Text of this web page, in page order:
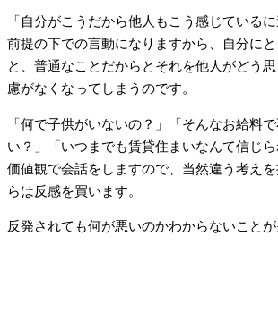
「自分がこうだから他人もこう感じている
前提の下での言動になりますから、自分に
と、普通なことだからとそれを他人がどう
慮がなくなってしまうのです。
「何で子供がいないの？」「そんなお給料
い？」「いつまでも賃貸住まいなんて信じ
価値観で会話をしますので、当然違う考え
らは反感を買います。
反発されても何が悪いのかわからないことが